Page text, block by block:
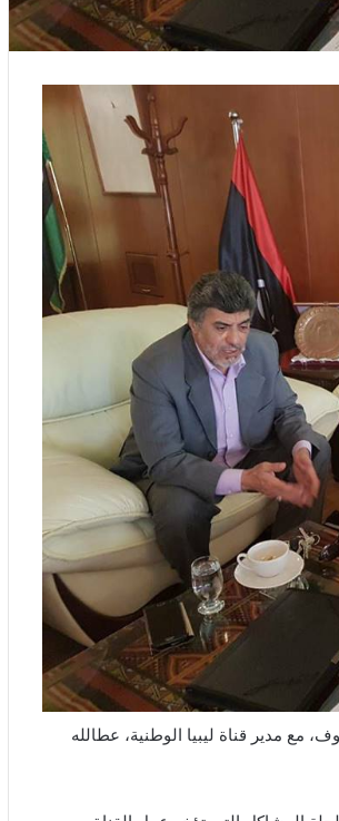
مدير قناة ليبيا الوطنية، عطالله